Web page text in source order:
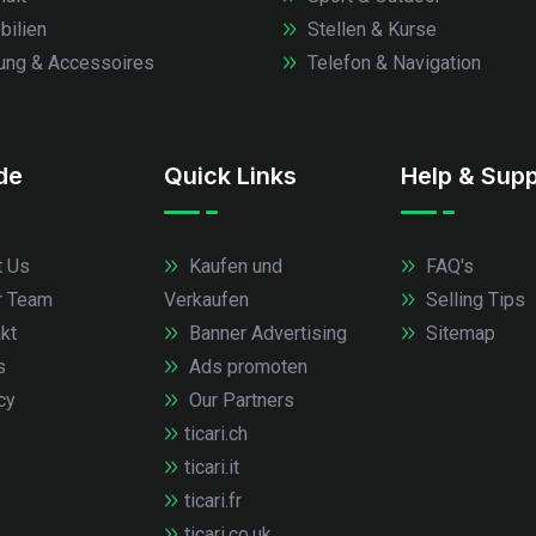
& Accessoires
Stellen & Kurse
Telefon & Navigation
Us
Quick Links
Kaufen und
Verkaufen
Banner Advertising
Ads promoten
Our Partners
ticari.ch
ticari.it
ticari.fr
Help &
FAQ's
Selling Tips
Sitemap